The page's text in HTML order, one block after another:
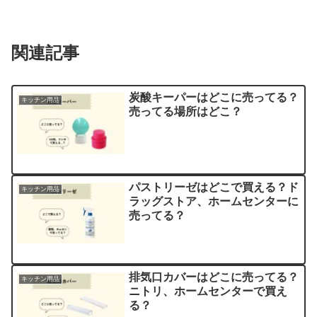
関連記事
キッチン用品
炭酸キーパーはどこに売ってる？
売ってる場所はどこ？
キッチン用品
パストリーゼはどこで買える？ド
ラッグストア、ホームセンターに
売ってる？
キッチン用品
排気口カバーはどこに売ってる？
ニトリ、ホームセンターで買え
る？